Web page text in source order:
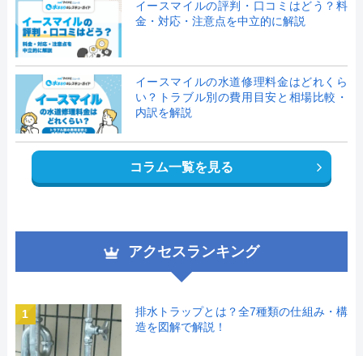
イースマイルの評判・口コミはどう？料
金・対応・注意点を中立的に解説
イースマイルの水道修理料金はどれくら
い？トラブル別の費用目安と相場比較・
内訳を解説
コラム一覧を見る
アクセスランキング
1
排水トラップとは？全7種類の仕組み・構
造を図解で解説！